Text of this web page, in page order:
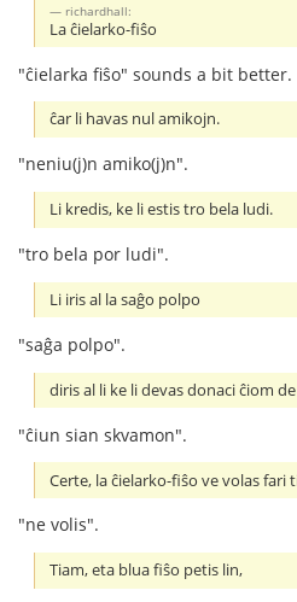
richardhall:
La ĉielarko-fiŝo
"ĉielarka fiŝo" sounds a bit better.
ĉar li havas nul amikojn.
"neniu(j)n amiko(j)n".
Li kredis, ke li estis tro bela ludi.
"tro bela por ludi".
Li iris al la saĝo polpo
"saĝa polpo".
diris al li ke li devas donaci ĉiom
"ĉiun sian skvamon".
Certe, la ĉielarko-fiŝo ve volas fari
"ne volis".
Tiam, eta blua fiŝo petis lin,